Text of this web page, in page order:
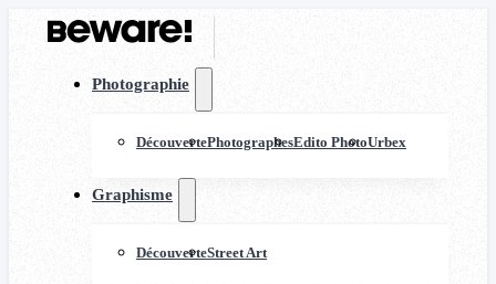
Photographie
DécouvertePhotographesEdito PhotoUrbex
Graphisme
DécouverteStreet Art